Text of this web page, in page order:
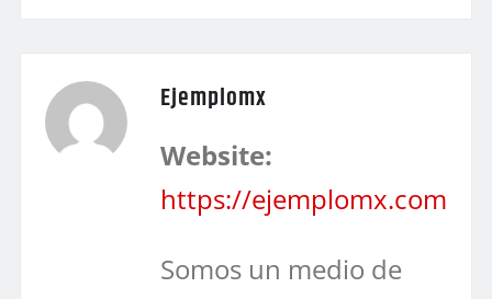
Ejemplomx
Website:
https://ejemplomx.com
Somos un medio de